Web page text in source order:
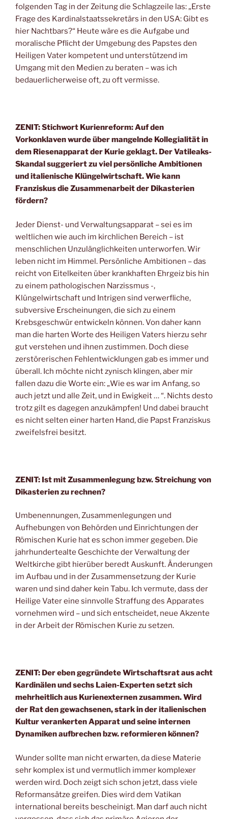
folgenden Tag in der Zeitung die Schlagzeile las: „Erste
Frage des Kardinalstaatssekretärs in den USA: Gibt es
hier Nachtbars?“ Heute wäre es die Aufgabe und
moralische Pflicht der Umgebung des Papstes den
Heiligen Vater kompetent und unterstützend im
Umgang mit den Medien zu beraten – was ich
bedauerlicherweise oft, zu oft vermisse.
ZENIT: Stichwort Kurienreform: Auf den
Vorkonklaven wurde über mangelnde Kollegialität in
dem Riesenapparat der Kurie geklagt. Der Vatileaks-
Skandal suggeriert zu viel persönliche Ambitionen
und italienische Klüngelwirtschaft. Wie kann
Franziskus die Zusammenarbeit der Dikasterien
fördern?
Jeder Dienst- und Verwaltungsapparat – sei es im
weltlichen wie auch im kirchlichen Bereich – ist
menschlichen Unzulänglichkeiten unterworfen. Wir
leben nicht im Himmel. Persönliche Ambitionen – das
reicht von Eitelkeiten über krankhaften Ehrgeiz bis hin
zu einem pathologischen Narzissmus -,
Klüngelwirtschaft und Intrigen sind verwerfliche,
subversive Erscheinungen, die sich zu einem
Krebsgeschwür entwickeln können. Von daher kann
man die harten Worte des Heiligen Vaters hierzu sehr
gut verstehen und ihnen zustimmen. Doch diese
zerstörerischen Fehlentwicklungen gab es immer und
überall. Ich möchte nicht zynisch klingen, aber mir
fallen dazu die Worte ein: „Wie es war im Anfang, so
auch jetzt und alle Zeit, und in Ewigkeit … “. Nichts desto
trotz gilt es dagegen anzukämpfen! Und dabei braucht
es nicht selten einer harten Hand, die Papst Franziskus
zweifelsfrei besitzt.
ZENIT: Ist mit Zusammenlegung bzw. Streichung von
Dikasterien zu rechnen?
Umbenennungen, Zusammenlegungen und
Aufhebungen von Behörden und Einrichtungen der
Römischen Kurie hat es schon immer gegeben. Die
jahrhundertealte Geschichte der Verwaltung der
Weltkirche gibt hierüber beredt Auskunft. Änderungen
im Aufbau und in der Zusammensetzung der Kurie
waren und sind daher kein Tabu. Ich vermute, dass der
Heilige Vater eine sinnvolle Straffung des Apparates
vornehmen wird – und sich entscheidet, neue Akzente
in der Arbeit der Römischen Kurie zu setzen.
ZENIT: Der eben gegründete Wirtschaftsrat aus acht
Kardinälen und sechs Laien-Experten setzt sich
mehrheitlich aus Kurienexternen zusammen. Wird
der Rat den gewachsenen, stark in der italienischen
Kultur verankerten Apparat und seine internen
Dynamiken aufbrechen bzw. reformieren können?
Wunder sollte man nicht erwarten, da diese Materie
sehr komplex ist und vermutlich immer komplexer
werden wird. Doch zeigt sich schon jetzt, dass viele
Reformansätze greifen. Dies wird dem Vatikan
international bereits bescheinigt. Man darf auch nicht